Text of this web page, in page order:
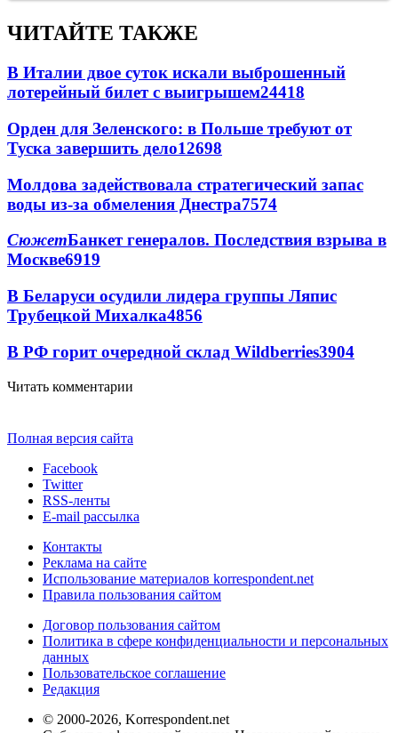
ЧИТАЙТЕ ТАКЖЕ
В Италии двое суток искали выброшенный
лотерейный билет с выигрышем24418
Орден для Зеленского: в Польше требуют от
Туска завершить дело12698
Молдова задействовала стратегический запас
воды из-за обмеления Днестра7574
СюжетБанкет генералов. Последствия взрыва в
Москве6919
В Беларуси осудили лидера группы Ляпис
Трубецкой Михалка4856
В РФ горит очередной склад Wildberries3904
Читать комментарии
Полная версия сайта
Facebook
Twitter
RSS-ленты
E-mail рассылка
Контакты
Реклама на сайте
Использование материалов korrespondent.net
Правила пользования сайтом
Договор пользования сайтом
Политика в сфере конфиденциальности и персональных
данных
Пользовательское соглашение
Редакция
© 2000-2026, Korrespondent.net